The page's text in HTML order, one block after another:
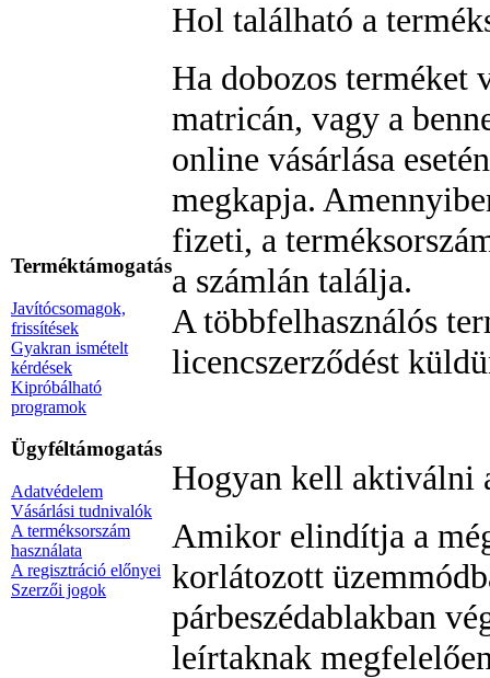
Terméktámogatás
Javítócsomagok,
frissítések
Gyakran ismételt
kérdések
Kipróbálható
programok
Ügyféltámogatás
Adatvédelem
Vásárlási tudnivalók
A terméksorszám
használata
A regisztráció előnyei
Szerzői jogok
Hol található a
Ha dobozos terméket
matricán, vagy a
online vásárlása
megkapja.
fizeti, a
a számlán találja.
A többfelhasználós
licencszerződést
Hogyan kell aktiválni
Amikor elindítja a
korlátozott
párbeszédablakban
leírtaknak